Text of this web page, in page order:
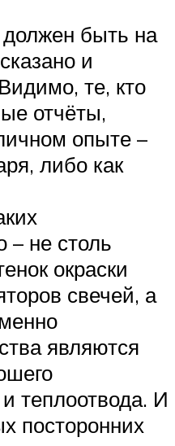
должен быть на
и
те, кто
отчёты,
опыте –
либо как
– не столь
окраски
свечей, а
являются
теплоотвода. И
посторонних